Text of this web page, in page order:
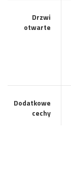
Drzwi
otwarte
Dodatkowe
cechy